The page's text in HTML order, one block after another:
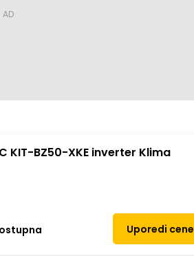
KIT-BZ50-XKE inverter Klima
Uporedi cene